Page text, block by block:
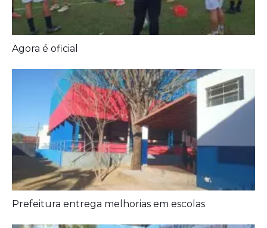
Prefeitura entrega melhorias em escolas
Aposentados encerram acampamento após acordo
com a prefeitura de Iporá